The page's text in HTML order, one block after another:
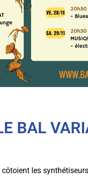
BAL
les